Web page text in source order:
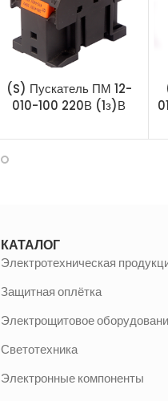
(S) Пускатель ПМ 12-
010-100 220В (1з)В
КАТАЛОГ
Электротехническая
Защитная оплётка
Электрощитовое
Светотехника
Электронные компоненты